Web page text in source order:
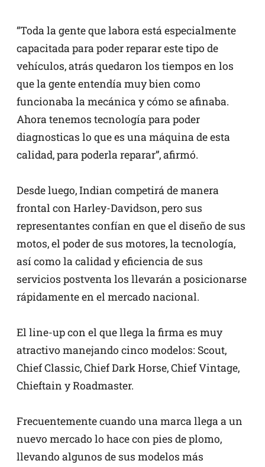
“Toda la gente que labora está especialmente
capacitada para poder reparar este tipo de
vehículos, atrás quedaron los tiempos en los
que la gente entendía muy bien como
funcionaba la mecánica y cómo se afinaba.
Ahora tenemos tecnología para poder
diagnosticas lo que es una máquina de esta
calidad, para poderla reparar”, afirmó.
Desde luego, Indian competirá de manera
frontal con Harley-Davidson, pero sus
representantes confían en que el diseño de sus
motos, el poder de sus motores, la tecnología,
así como la calidad y eficiencia de sus
servicios postventa los llevarán a posicionarse
rápidamente en el mercado nacional.
El line-up con el que llega la firma es muy
atractivo manejando cinco modelos: Scout,
Chief Classic, Chief Dark Horse, Chief Vintage,
Chieftain y Roadmaster.
Frecuentemente cuando una marca llega a un
nuevo mercado lo hace con pies de plomo,
llevando algunos de sus modelos más